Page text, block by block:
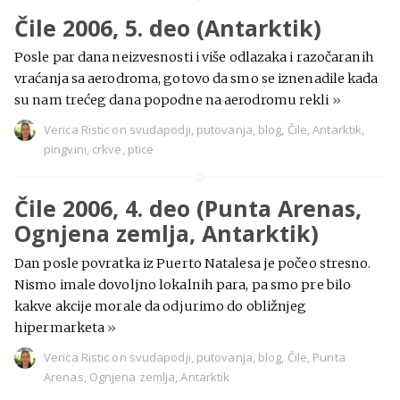
Čile 2006, 5. deo (Antarktik)
Posle par dana neizvesnosti i više odlazaka i razočaranih
vraćanja sa aerodroma, gotovo da smo se iznenadile kada
su nam trećeg dana popodne na aerodromu rekli »
Verica Ristic on svudapodji, putovanja, blog, Čile,Antarktik,
pingvini, crkve, ptice
Čile 2006, 4. deo (Punta Arenas,
Ognjena zemlja, Antarktik)
Dan posle povratka iz Puerto Natalesa je počeo stresno.
Nismo imale dovoljno lokalnih para, pa smo pre bilo
kakve akcije morale da odjurimo do obližnjeg
hipermarketa »
Verica Ristic on svudapodji putovanja blog Čile Punta
Arenas Ognjena zemlja ,Antarktik